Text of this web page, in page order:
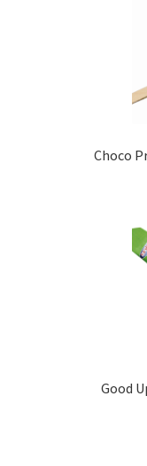
Choco
Good